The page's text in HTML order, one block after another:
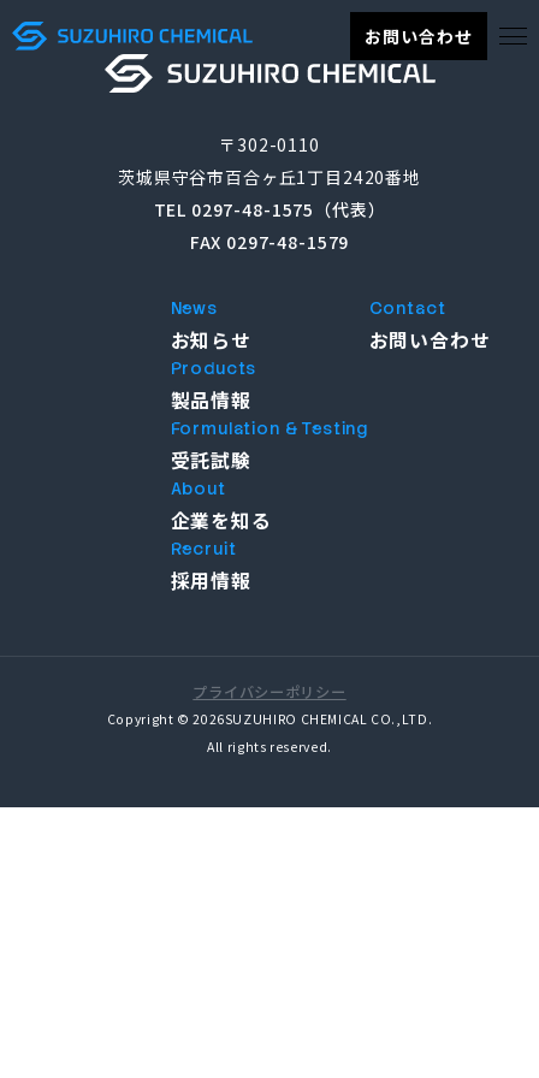
お問い合わせ
〒302-0110
茨城県守谷市百合ヶ丘1丁目2420番地
TEL 0297-48-1575（代表）
FAX 0297-48-1579
News
お知らせ
Products
製品情報
Formulation & Testing
受託試験
About
企業を知る
Recruit
採用情報
Contact
お問い合わせ
Copyright © 2026SUZUHIRO CHEMICAL CO.,LTD.
All rights reserved.
プライバシーポリシー